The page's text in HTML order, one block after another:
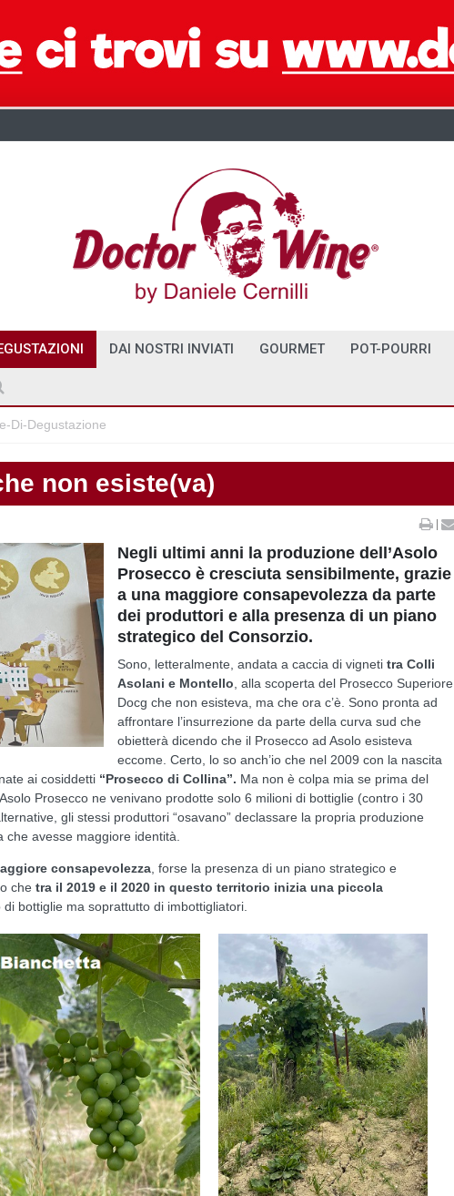
DAI NOSTRI INVIATI GOURMET POT-POURRI
Di-Degustazione
non esiste(va)
|
Negli ultimi anni la produzione dell’Asolo
Prosecco è cresciuta sensibilmente, grazie
a una maggiore consapevolezza da parte
dei produttori e alla presenza di un piano
strategico del Consorzio.
Sono, letteralmente, andata a caccia di vignetitra Colli
Asolani e Montello , alla scoperta del Prosecco Superiore
Docg che non esisteva, ma che ora c’è. Sono pronta ad
affrontare l’insurrezione da parte della curva sud che
obietterà dicendo che il Prosecco ad Asolo esisteva
eccome. Certo, lo so anch’io che nel 2009 con la nascita
ai cosiddetti “Prosecco di Collina”. Ma non è colpa mia se prima del
Prosecco ne venivano prodotte solo 6 milioni di bottiglie (contro i 30
gli stessi produttori “osavano” declassare la propria produzione
avesse maggiore identità.
consapevolezza , forse la presenza di un piano strategico e
che tra il 2019 e il 2020 in questo territorio inizia una piccola
di bottiglie ma soprattutto di imbottigliatori.